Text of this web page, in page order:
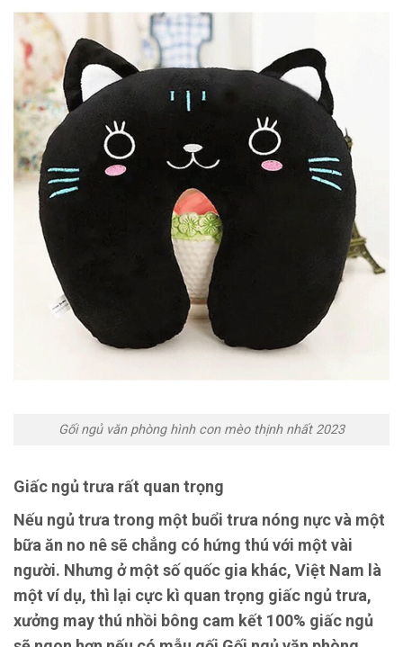
Gối ngủ văn phòng hình con mèo thịnh nhất 2023
Giấc ngủ trưa rất quan trọng
Nếu ngủ trưa trong một buổi trưa nóng nực và một
bữa ăn no nê sẽ chẳng có hứng thú với một vài
người. Nhưng ở một số quốc gia khác, Việt Nam là
một ví dụ, thì lại cực kì quan trọng giấc ngủ trưa,
xưởng may thú nhồi bông cam kết 100% giấc ngủ